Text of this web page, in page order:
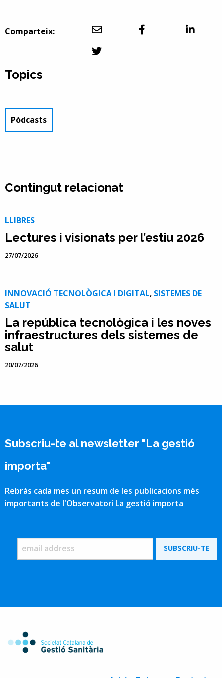
Comparteix:
Topics
Pòdcasts
Contingut relacionat
LLIBRES
Lectures i visionats per l’estiu 2026
27/07/2026
INNOVACIÓ TECNOLÒGICA I DIGITAL, SISTEMES DE
SALUT
La república tecnològica i les noves
infraestructures dels sistemes de
salut
20/07/2026
Subscriu-te al newsletter "La gestió
importa"
Rebràs cada mes un resum de les publicacions més
importants de l'Observatori La gestió importa